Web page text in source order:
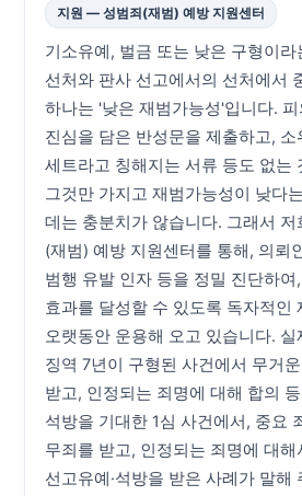
지원 — 성범죄(재범) 예방 지원센터
기소유예, 벌금 또는 낮은 구형이라
선처와 판사 선고에서의 선처에서
하나는 '낮은 재범가능성'입니다. 피
진심을 담은 반성문을 제출하고, 소
세트라고 칭해지는 서류 등도 없는
그것만 가지고 재범가능성이 낮다
데는 충분치가 않습니다. 그래서 저
(재범) 예방 지원센터를 통해, 의뢰
범행 유발 인자 등을 정밀 진단하
효과를 달성할 수 있도록 독자적인
오랫동안 운용해 오고 있습니다.
징역 7년이 구형된 사건에서 무거
받고, 인정되는 죄명에 대해 합의
석방을 기대한 1심 사건에서, 중요
무죄를 받고, 인정되는 죄명에 대해
선고유예·석방을 받은 사례가 말해